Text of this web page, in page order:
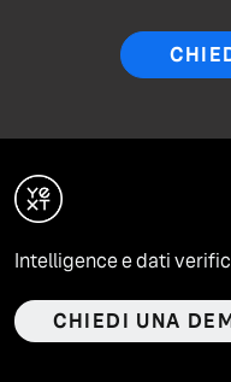
Intelligence e dati
CHIEDI UNA